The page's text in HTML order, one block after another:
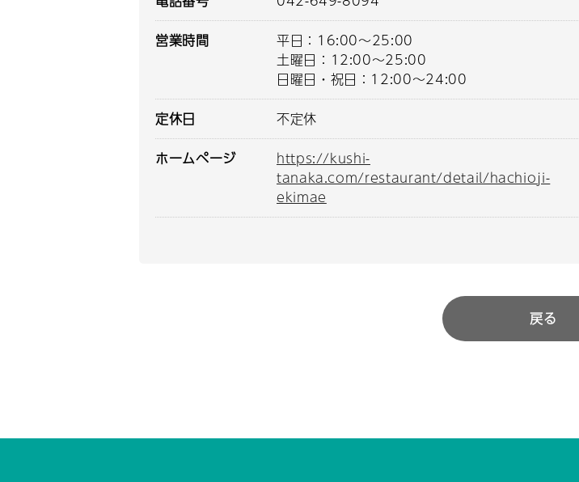
営業時間
平日：16:00～25:00
土曜日：12:00～25:00
日曜日・祝日：12:00～24:00
定休日
不定休
ホームページ
https://kushi-
tanaka.com/restaurant/detail/hachioji-
ekimae
戻る